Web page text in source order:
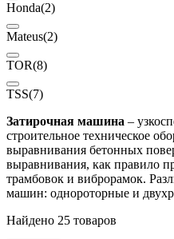
Honda(2)
Mateus(2)
TOR(8)
TSS(7)
Затирочная машина –
строительное техническое
выравнивания бетонных
выравнивания, как правило
трамбовок и виброрамок.
машин: однороторные и
Найдено 25 товаров